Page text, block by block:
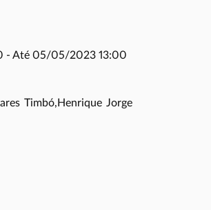
- Até 05/05/2023 13:00
Timbó,Henrique Jorge